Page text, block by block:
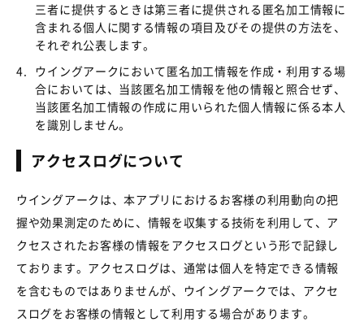
三者に提供するときは第三者に提供される匿名加工情報に
含まれる個人に関する情報の項目及びその提供の方法を、
それぞれ公表します。
4.
ウイングアークにおいて匿名加工情報を作成・利用する場
合においては、当該匿名加工情報を他の情報と照合せず、
当該匿名加工情報の作成に用いられた個人情報に係る本人
を識別しません。
アクセスログについて
ウイングアークは、本アプリにおけるお客様の利用動向の把
握や効果測定のために、情報を収集する技術を利用して、ア
クセスされたお客様の情報をアクセスログという形で記録し
ております。アクセスログは、通常は個人を特定できる情報
を含むものではありませんが、ウイングアークでは、アクセ
スログをお客様の情報として利用する場合があります。